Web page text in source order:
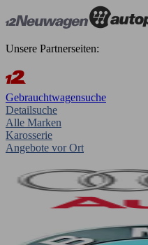
Unsere Partnerseiten:
Gebrauchtwagensuche
Detailsuche
Alle Marken
Karosserie
Angebote vor Ort